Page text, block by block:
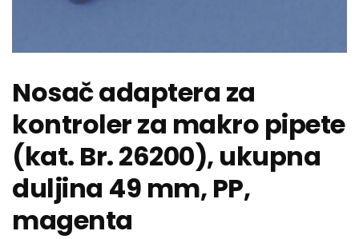
Nosač adaptera za
kontroler za makro pipete
(kat. Br. 26200), ukupna
duljina 49 mm, PP,
magenta